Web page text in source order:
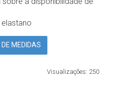
MEDIDAS
Visualizações: 250